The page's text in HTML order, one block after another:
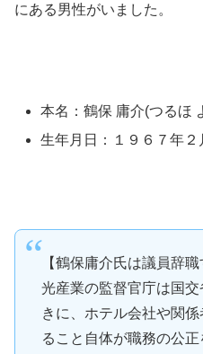
にある男性がいました。
本名：鶴保 庸介(つるほ
生年月日：１９６７年２
【鶴保庸介氏は議員辞
光産業の監督官庁は国
きに、ホテル会社や関
ること自体が職務の公